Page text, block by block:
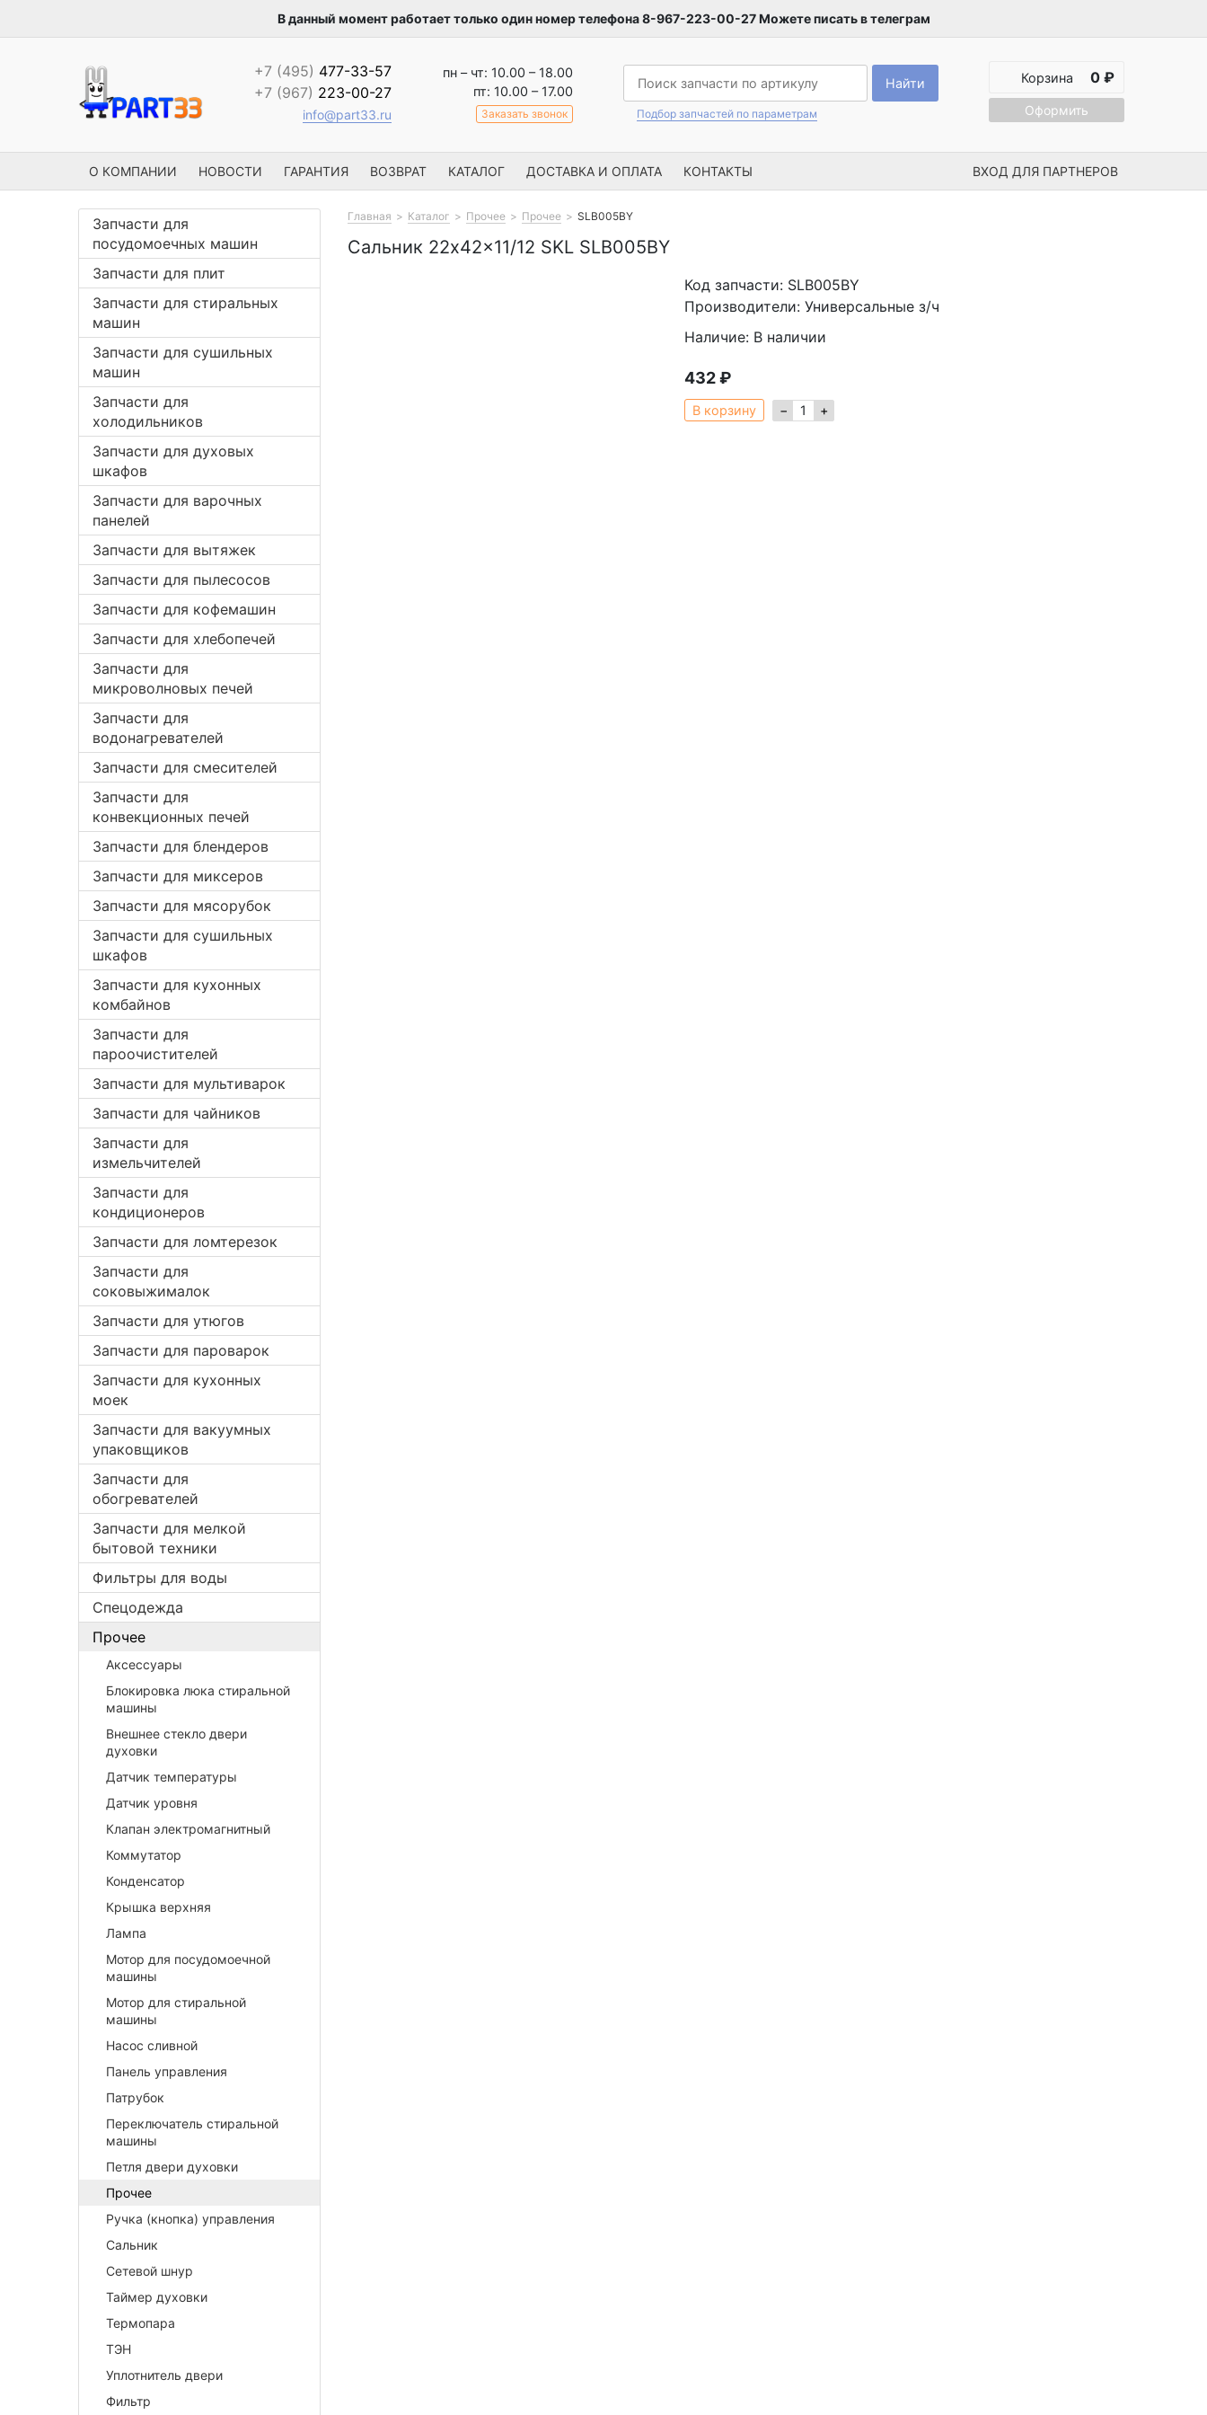
В данный момент работает только один номер телефона 8-967-223-00-27 Можете писать в телеграм
+7 (495) 477-33-57
+7 (967) 223-00-27
info@part33.ru
пн – чт: 10.00 – 18.00
пт: 10.00 – 17.00
Заказать звонок
Найти
Подбор запчастей по параметрам
Корзина 0 ₽
Оформить
О КОМПАНИИ НОВОСТИ ГАРАНТИЯ ВОЗВРАТ КАТАЛОГ ДОСТАВКА И ОПЛАТА КОНТАКТЫ ВХОД ДЛЯ ПАРТНЕРОВ
Запчасти для
посудомоечных машин
Запчасти для плит
Запчасти для стиральных
машин
Запчасти для сушильных
машин
Запчасти для
холодильников
Запчасти для духовых
шкафов
Запчасти для варочных
панелей
Запчасти для вытяжек
Запчасти для пылесосов
Запчасти для кофемашин
Запчасти для хлебопечей
Запчасти для
микроволновых печей
Запчасти для
водонагревателей
Запчасти для смесителей
Запчасти для
конвекционных печей
Запчасти для блендеров
Запчасти для миксеров
Запчасти для мясорубок
Запчасти для сушильных
шкафов
Запчасти для кухонных
комбайнов
Запчасти для
пароочистителей
Запчасти для мультиварок
Запчасти для чайников
Запчасти для
измельчителей
Запчасти для
кондиционеров
Запчасти для ломтерезок
Запчасти для
соковыжималок
Запчасти для утюгов
Запчасти для пароварок
Запчасти для кухонных
моек
Запчасти для вакуумных
упаковщиков
Запчасти для
обогревателей
Запчасти для мелкой
бытовой техники
Фильтры для воды
Спецодежда
Прочее
Аксессуары
Блокировка люка стиральной
машины
Внешнее стекло двери
духовки
Датчик температуры
Датчик уровня
Клапан электромагнитный
Коммутатор
Конденсатор
Крышка верхняя
Лампа
Мотор для посудомоечной
машины
Мотор для стиральной
машины
Насос сливной
Панель управления
Патрубок
Переключатель стиральной
машины
Петля двери духовки
Прочее
Ручка (кнопка) управления
Сальник
Сетевой шнур
Таймер духовки
Термопара
ТЭН
Уплотнитель двери
Фильтр
Главная Каталог Прочее Прочее SLB005BY
Сальник 22x42x11/12 SKL SLB005BY
Код запчасти: SLB005BY
Производители: Универсальные з/ч
Наличие: В наличии
432₽
В корзину − 1 +